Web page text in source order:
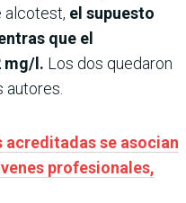
alcotest, el supuesto
que el
mg/l. Los dos quedaron
acreditadas se asocian
profesionales,